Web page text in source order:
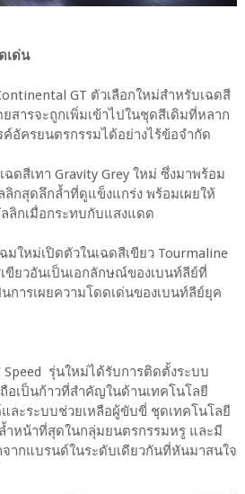
เด่น
GT ตัวเลือกใหม่สำหรับเฉดสี
สารจะถูกเพิ่มเข้าไปในชุดสีเดิมที่หลาก
ค์อัครยนตรกรรมได้อย่างไร้ข้อจำกัด
ดสีเทา Gravity Grey ใหม่ ซึ่งมาพร้อม
กสุดลึกล้ำที่ดูแข็งแกร่ง พร้อมเผยให้
ลิกเมื่อกระทบกับแสงแดด
มใหม่เปิดตัวในเฉดสีเขียว Tourmaline
ขียวอันเป็นเอกลักษณ์ของเบนท์ลีย์ที่
การเผยความโดดเด่นของเบนท์ลีย์ยุค
Speed รุ่นใหม่ได้รับการติดตั้งระบบ
อเป็นก้าวที่สำคัญในด้านเทคโนโลยี
ละระบบช่วยเหลือผู้ขับขี่ ชุดเทคโนโลยี
ำหน้าที่สุดในกลุ่มยนตรกรรมหรู และมี
ากแบรนด์ในระดับเดียวกันที่หันมาสนใจ